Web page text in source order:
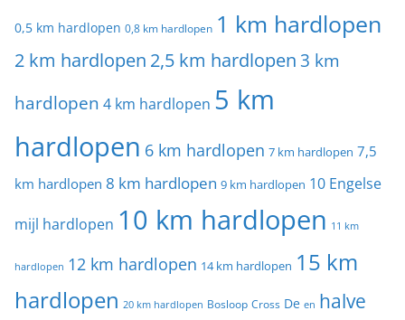
0,5 km hardlopen 0,8 km hardlopen 1 km hardlopen
2 km hardlopen 2,5 km hardlopen 3 km
hardlopen 4 km hardlopen 5 km
hardlopen 6 km hardlopen 7 km hardlopen 7,5
km hardlopen 8 km hardlopen 9 km hardlopen 10 Engelse
mijl hardlopen 10 km hardlopen 11 km
hardlopen 12 km hardlopen 14 km hardlopen 15 km
hardlopen 20 km hardlopen Bosloop Cross De en halve